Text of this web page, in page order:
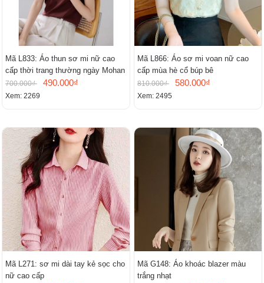
Mã L833: Áo thun sơ mi nữ cao
cấp thời trang thường ngày Mohan
700.000₫ 490.000₫
Xem: 2269
Mã L866: Áo sơ mi voan nữ cao
cấp mùa hè cổ búp bê
810.000₫ 580.000₫
Xem: 2495
Mã L271: sơ mi dài tay kẻ sọc cho
nữ cao cấp
Mã G148: Áo khoác blazer màu
trắng nhạt